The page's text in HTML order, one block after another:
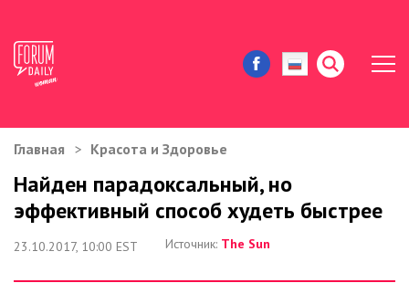
ЖИЗНЬ И ИСТОРИИ
ИММИГРАЦИЯ В США
ЗНАМЕНИТОСТИ
Главная Красота и Здоровье
Найден парадоксальный, но
эффективный способ худеть быстрее
23.10.2017, 10:00 EST Источник: The Sun